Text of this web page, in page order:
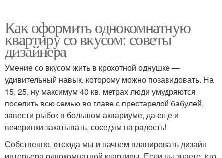
Как оформить однокомнатную
квартиру со вкусом: советы
дизайнера
Умение со вкусом жить в крохотной однушке —
удивительный навык, которому можно позавидовать. На
15, 25, ну максимум 40 кв. метрах люди умудряются
поселить всю семью во главе с престарелой бабулей,
завести рыбок в большом аквариуме, да еще и
вечеринки закатывать, соседям на радость!
Собственно, отсюда мы и начнем планировать дизайн